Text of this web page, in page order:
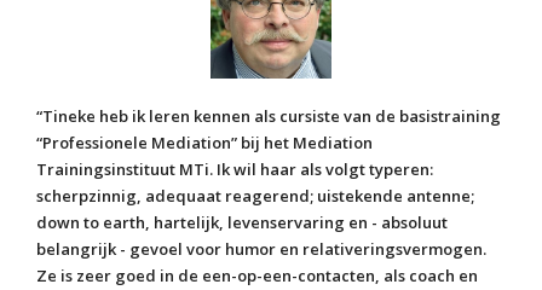
“Tineke heb ik leren kennen als cursiste van de basistraining
“Professionele Mediation” bij het Mediation
Trainingsinstituut MTi. Ik wil haar als volgt typeren:
scherpzinnig, adequaat reagerend; uistekende antenne;
down to earth, hartelijk, levenservaring en - absoluut
belangrijk - gevoel voor humor en relativeringsvermogen.
Ze is zeer goed in de een-op-een-contacten, als coach en